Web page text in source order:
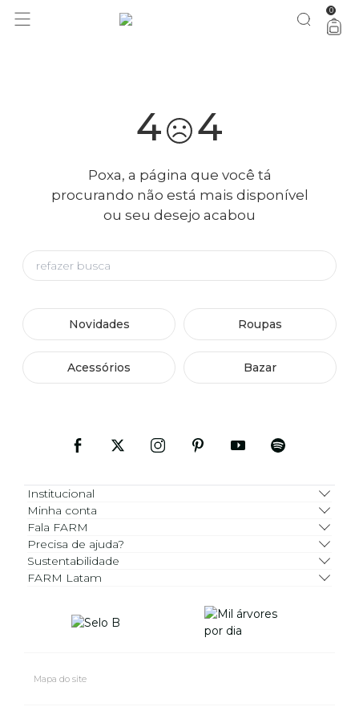
você merece 30% OFF pra comemorar com a gente aproveita! 0
4 4
Poxa, a página que você tá
procurando não está mais disponível
ou seu desejo acabou
Novidades Roupas
Acessórios Bazar
Institucional
Minha conta
Fala FARM
Precisa de ajuda?
Sustentabilidade
FARM Latam
Mapa do site